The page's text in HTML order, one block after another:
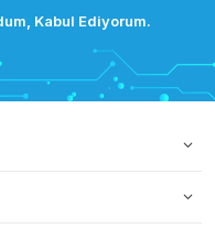
Kabul Ediyorum.